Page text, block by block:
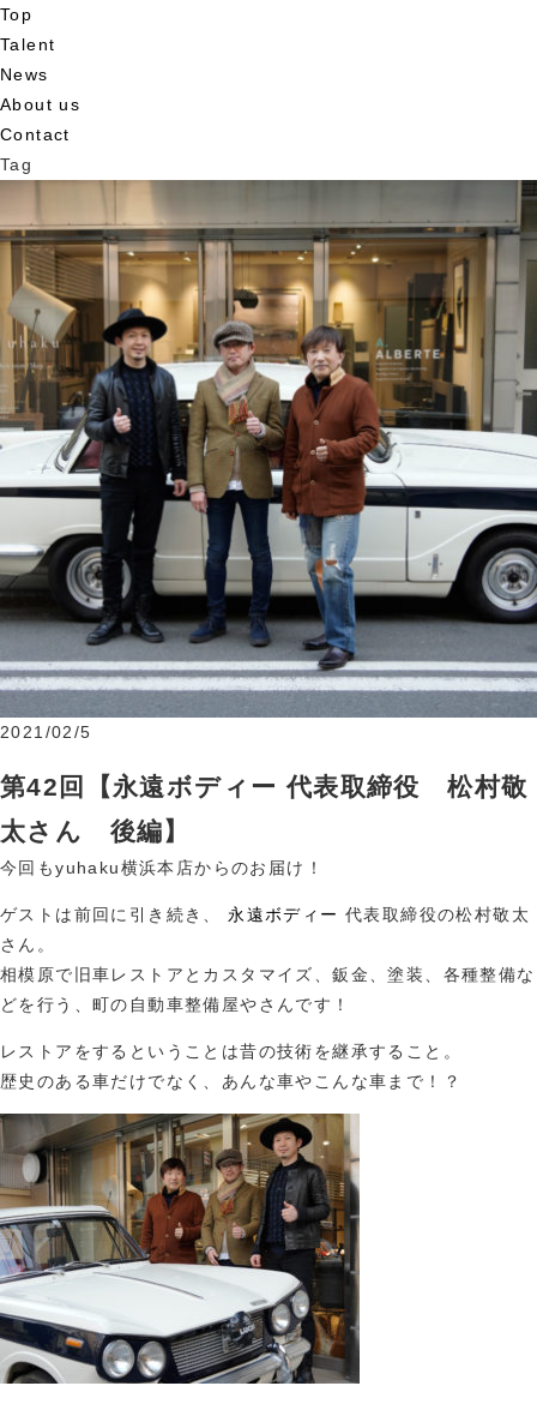
Top
Talent
News
About us
Contact
Tag
2021/02/5
第42回【永遠ボディー 代表取締役 松村敬
太さん 後編】
今回もyuhaku横浜本店からのお届け！
ゲストは前回に引き続き、 永遠ボディー 代表取締役の松村敬太
さん。
相模原で旧車レストアとカスタマイズ、鈑金、塗装、各種整備な
どを行う、町の自動車整備屋やさんです！
レストアをするということは昔の技術を継承すること。
歴史のある車だけでなく、あんな車やこんな車まで！？